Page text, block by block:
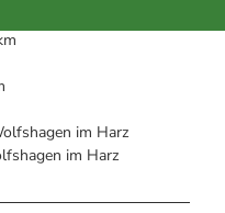
im Harz
im Harz